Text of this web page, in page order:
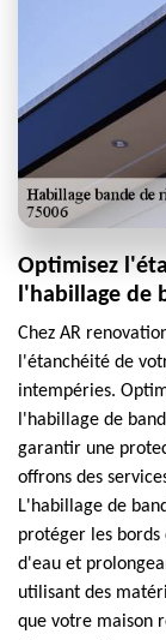
Optimisez
l'habillage de
Chez AR
l'étanchéité de
intempéries.
l'habillage de
garantir une
offrons des
L'habillage de
protéger les
d'eau et
utilisant des
que votre maison